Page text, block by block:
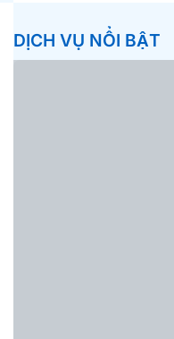
DỊCH VỤ NỔI BẬT